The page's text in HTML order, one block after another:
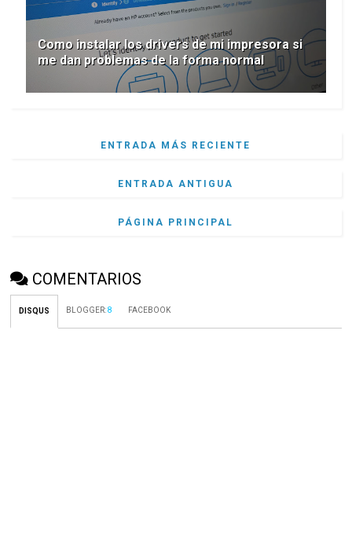
Como instalar los drivers de mi impresora si
me dan problemas de la forma normal
ENTRADA MÁS RECIENTE
ENTRADA ANTIGUA
PÁGINA PRINCIPAL
COMENTARIOS
DISQUS BLOGGER:8 FACEBOOK